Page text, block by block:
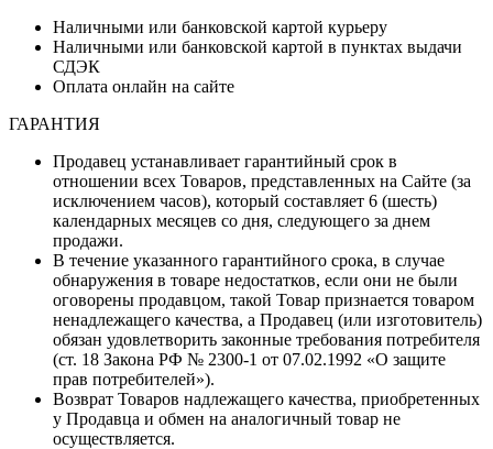
Наличными или банковской картой курьеру
Наличными или банковской картой в пунктах выдачи
СДЭК
Оплата онлайн на сайте
ГАРАНТИЯ
Продавец устанавливает гарантийный срок в
отношении всех Товаров, представленных на Сайте (за
исключением часов), который составляет 6 (шесть)
календарных месяцев со дня, следующего за днем
продажи.
В течение указанного гарантийного срока, в случае
обнаружения в товаре недостатков, если они не были
оговорены продавцом, такой Товар признается товаром
ненадлежащего качества, а Продавец (или изготовитель)
обязан удовлетворить законные требования потребителя
(ст. 18 Закона РФ № 2300-1 от 07.02.1992 «О защите
прав потребителей»).
Возврат Товаров надлежащего качества, приобретенных
у Продавца и обмен на аналогичный товар не
осуществляется.